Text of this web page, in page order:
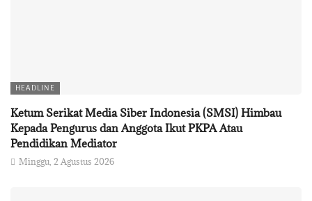
HEADLINE
Ketum Serikat Media Siber Indonesia (SMSI) Himbau
Kepada Pengurus dan Anggota Ikut PKPA Atau
Pendidikan Mediator
Minggu, 2 Agustus 2026